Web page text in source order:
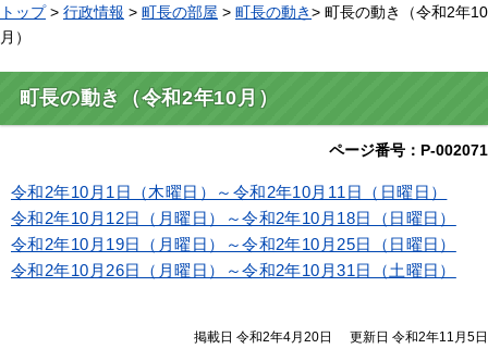
トップ> 行政情報 > 町長の部屋 > 町長の動き> 町長の動き（令和2年10
月）
町長の動き（令和2年10月）
ページ番号：P-002071
令和2年10月1日（木曜日）～令和2年10月11日（日曜日）
令和2年10月12日（月曜日）～令和2年10月18日（日曜日）
令和2年10月19日（月曜日）～令和2年10月25日（日曜日）
令和2年10月26日（月曜日）～令和2年10月31日（土曜日）
掲載日 令和2年4月20日 更新日 令和2年11月5日